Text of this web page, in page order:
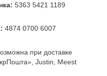
5363 5421 1189
4874 0700 6007
при доставке
Justin, Meest